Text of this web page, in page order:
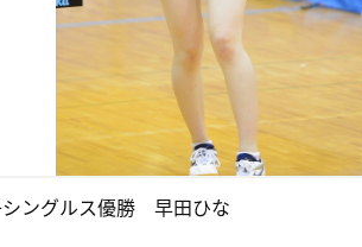
ングルス優勝 早田ひな